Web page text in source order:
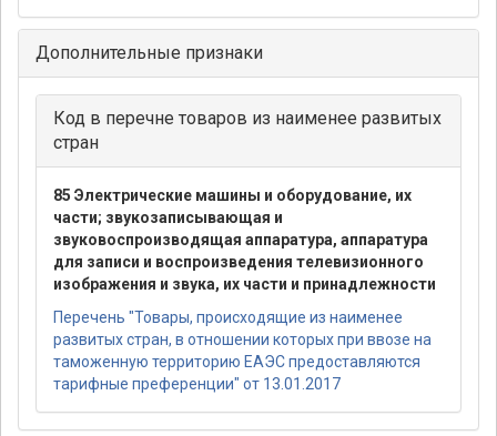
Дополнительные признаки
Код в перечне товаров из наименее развитых
стран
85 Электрические машины и оборудование, их
части; звукозаписывающая и
звуковоспроизводящая аппаратура, аппаратура
для записи и воспроизведения телевизионного
изображения и звука, их части и принадлежности
Перечень "Товары, происходящие из наименее
развитых стран, в отношении которых при ввозе на
таможенную территорию ЕАЭС предоставляются
тарифные преференции" от 13.01.2017